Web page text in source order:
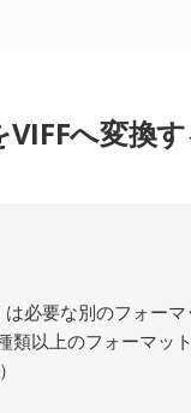
VIFFへ変換
必要な別のフォーマ
類以上のフォーマッ